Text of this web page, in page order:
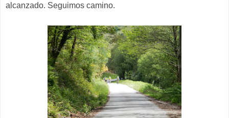
alcanzado. Seguimos camino.